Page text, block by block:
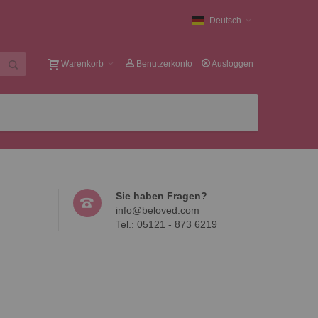
Deutsch
Benutzerkonto Ausloggen
Warenkorb
Sie haben Fragen?
info@beloved.com
Tel.: 05121 - 873 6219